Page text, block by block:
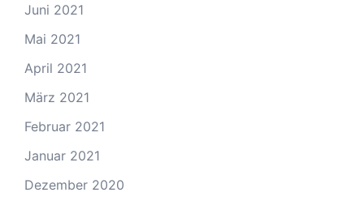
Juni 2021
Mai 2021
April 2021
März 2021
Februar 2021
Januar 2021
Dezember 2020